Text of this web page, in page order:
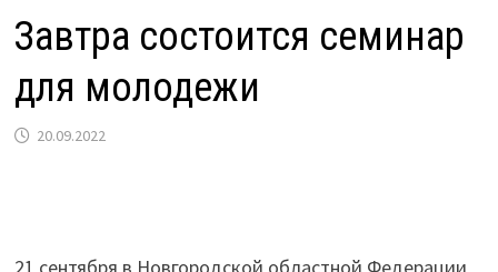
Завтра состоится семинар
для молодежи
20.09.2022